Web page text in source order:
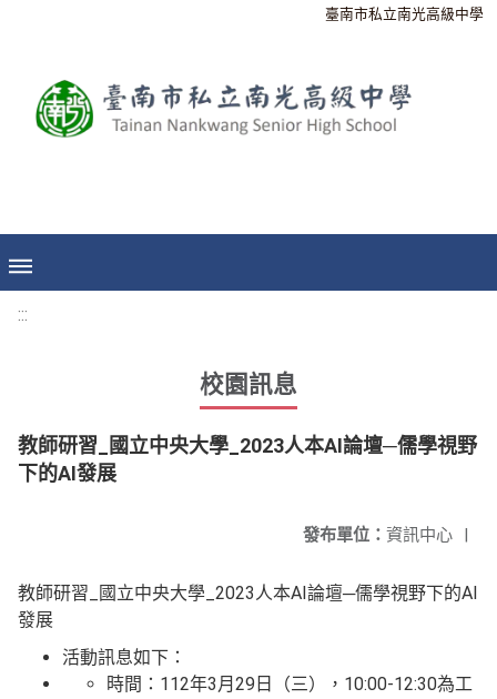
臺南市私立南光高級中學
:::
校園訊息
教師研習_國立中央大學_2023人本AI論壇─儒學視野
下的AI發展
發布單位： 資訊中心 |
教師研習_國立中央大學_2023人本AI論壇─儒學視野下的AI
發展
活動訊息如下：
時間：112年3月29日（三），10:00-12:30為工